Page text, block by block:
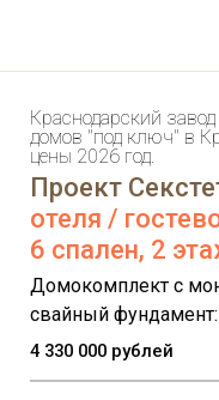
Краснодарский
домов "под ключ" в
цены 2026 год.
Проект
отеля /
6 спален, 2
Домокомплект с
свайный фундамент:
4 330 000 рублей